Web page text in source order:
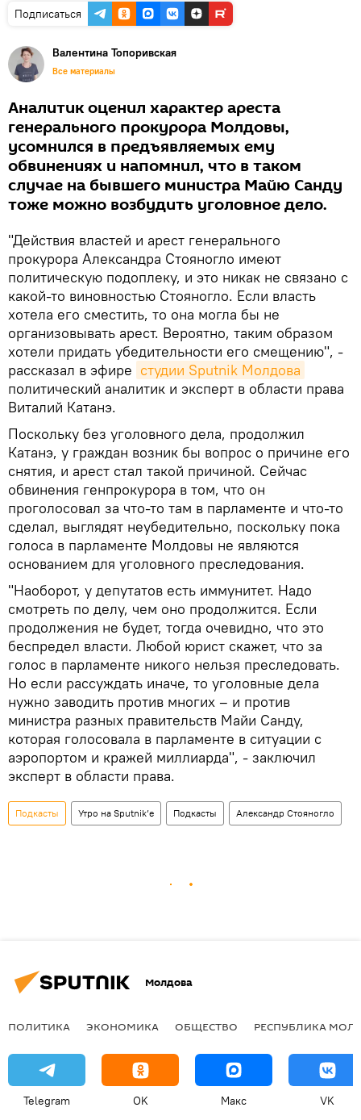
Подписаться
Валентина Топоривская
Все материалы
Аналитик оценил характер ареста
генерального прокурора Молдовы,
усомнился в предъявляемых ему
обвинениях и напомнил, что в таком
случае на бывшего министра Майю Санду
тоже можно возбудить уголовное дело.
"Действия властей и арест генерального
прокурора Александра Стояногло имеют
политическую подоплеку, и это никак не связано с
какой-то виновностью Стояногло. Если власть
хотела его сместить, то она могла бы не
организовывать арест. Вероятно, таким образом
хотели придать убедительности его смещению", -
рассказал в эфире студии Sputnik Молдова
политический аналитик и эксперт в области права
Виталий Катанэ.
Поскольку без уголовного дела, продолжил
Катанэ, у граждан возник бы вопрос о причине его
снятия, и арест стал такой причиной. Сейчас
обвинения генпрокурора в том, что он
проголосовал за что-то там в парламенте и что-то
сделал, выглядят неубедительно, поскольку пока
голоса в парламенте Молдовы не являются
основанием для уголовного преследования.
"Наоборот, у депутатов есть иммунитет. Надо
смотреть по делу, чем оно продолжится. Если
продолжения не будет, тогда очевидно, что это
беспредел власти. Любой юрист скажет, что за
голос в парламенте никого нельзя преследовать.
Но если рассуждать иначе, то уголовные дела
нужно заводить против многих – и против
министра разных правительств Майи Санду,
которая голосовала в парламенте в ситуации с
аэропортом и кражей миллиарда", - заключил
эксперт в области права.
Подкасты Утро на Sputnik’e Подкасты Александр Стояногло
Молдова
ПОЛИТИКА ЭКОНОМИКА ОБЩЕСТВО РЕСПУБЛИКА
Telegram OK Макс VK